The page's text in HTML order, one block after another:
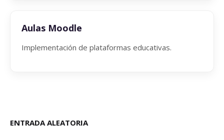
Aulas Moodle
Implementación de plataformas educativas.
ENTRADA ALEATORIA